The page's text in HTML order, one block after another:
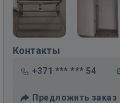
Контакты
+371 *** *** 54
Предложить заказ